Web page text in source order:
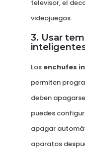
televisor, el
videojuegos.
3. Usar
Los enchufes
permiten
deben
puedes
apagar
aparatos